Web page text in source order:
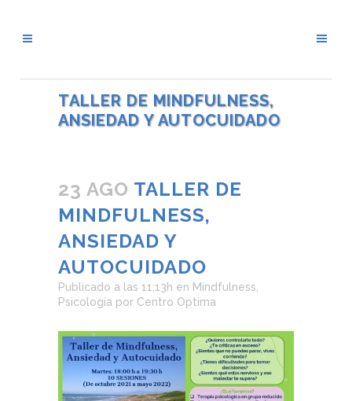
TALLER DE MINDFULNESS,
ANSIEDAD Y AUTOCUIDADO
23 AGO TALLER DE
MINDFULNESS,
ANSIEDAD Y
AUTOCUIDADO
Publicado a las 11:13h en Mindfulness
Psicología por Centro Optima